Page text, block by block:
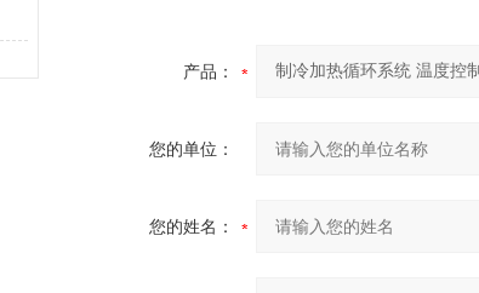
产品：
您的单位：
您的姓名：